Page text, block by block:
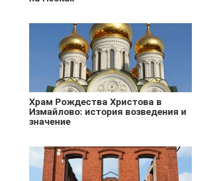
Храм Рождества Христова в
Измайлово: история возведения и
значение